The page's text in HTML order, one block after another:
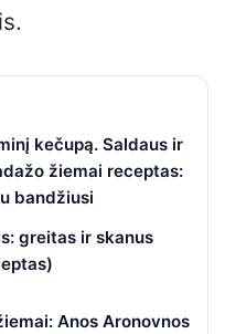
kečupą. Saldaus ir
žiemai receptas:
bandžiusi
greitas ir skanus
Anos Aronovnos